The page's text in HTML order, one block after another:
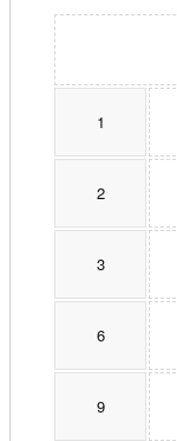
1
2
3
6
9